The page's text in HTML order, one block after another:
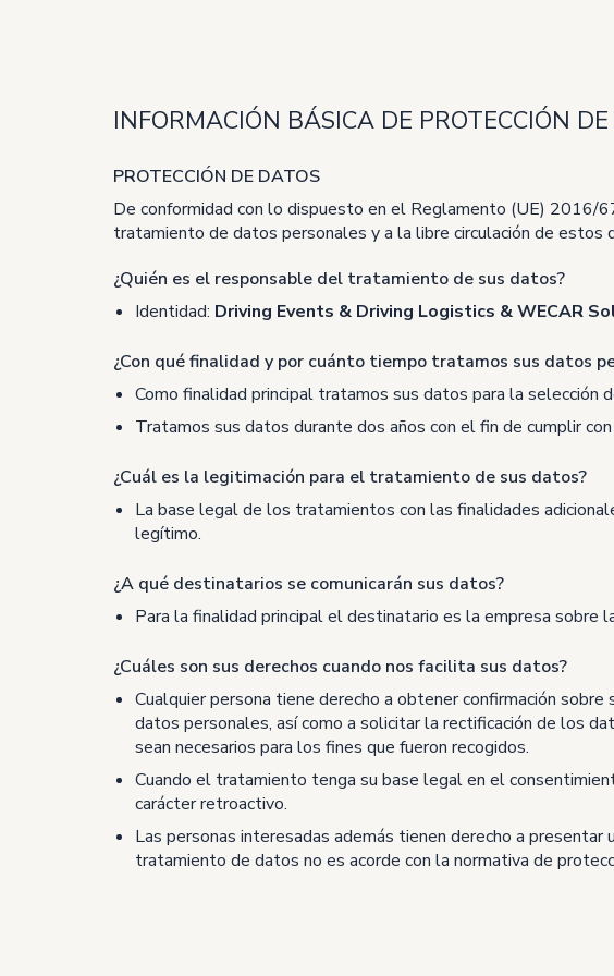
INFORMACIÓN BÁSICA DE PROTECCIÓN
PROTECCIÓN DE DATOS
De conformidad con lo dispuesto en el Reglamento (UE) 2016/
tratamiento de datos personales y a la libre circulación de estos
¿Quién es el responsable del tratamiento de sus datos?
Identidad: Driving Events & Driving Logistics & WECAR
¿Con qué finalidad y por cuánto tiempo tratamos sus datos
Como finalidad principal tratamos sus datos para la selección
Tratamos sus datos durante dos años con el fin de cumplir
¿Cuál es la legitimación para el tratamiento de sus datos?
La base legal de los tratamientos con las finalidades
legítimo.
¿A qué destinatarios se comunicarán sus datos?
Para la finalidad principal el destinatario es la empresa sobre
¿Cuáles son sus derechos cuando nos facilita sus datos?
Cualquier persona tiene derecho a obtener confirmación
datos personales, así como a solicitar la rectificación de los
sean necesarios para los fines que fueron recogidos.
Cuando el tratamiento tenga su base legal en el
carácter retroactivo.
Las personas interesadas además tienen derecho a
tratamiento de datos no es acorde con la normativa de